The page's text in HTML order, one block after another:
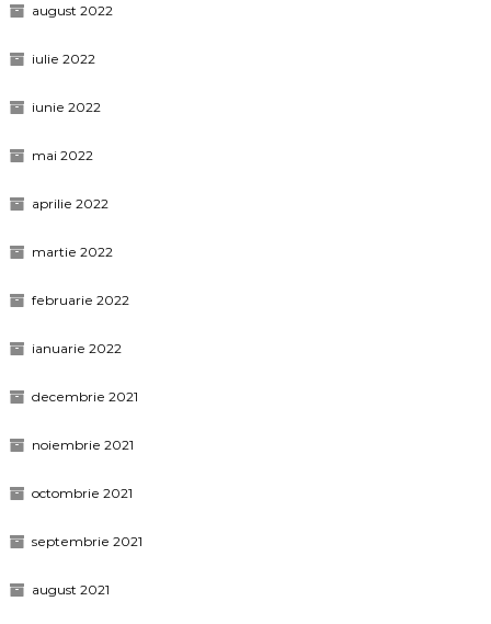
august 2022
iulie 2022
iunie 2022
mai 2022
aprilie 2022
martie 2022
februarie 2022
ianuarie 2022
decembrie 2021
noiembrie 2021
octombrie 2021
septembrie 2021
august 2021